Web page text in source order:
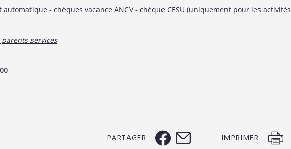
automatique - chèques vacance ANCV - chèque CESU (uniquement pour les activités
parents services
PARTAGER IMPRIMER